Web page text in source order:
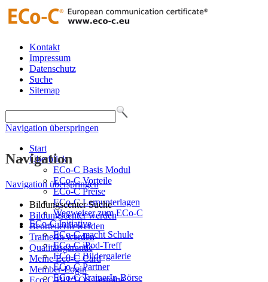
Kontakt
Impressum
Datenschutz
Suche
Sitemap
Navigation überspringen
Start
Überblick
ECo-C Basis Modul
ECo-C Vorteile
ECo-C Preise
ECo-C Lernunterlagen
Wegweiser zum ECo-C
ECo-C Initiative
ECo-C macht Schule
ECo-C iPod-Treff
ECo-C Bildergalerie
ECo-C Partner
ECo-C TrainerIn-Börse
Navigation
Navigation überspringen
Bildungscenter Suche
Bildungscenter werden
BeurteilerIn werden
TrainerIn werden
Qualitätsgarantie
Meine Eco-C Card
Member-Login
Eco-C BU/TQS Termine